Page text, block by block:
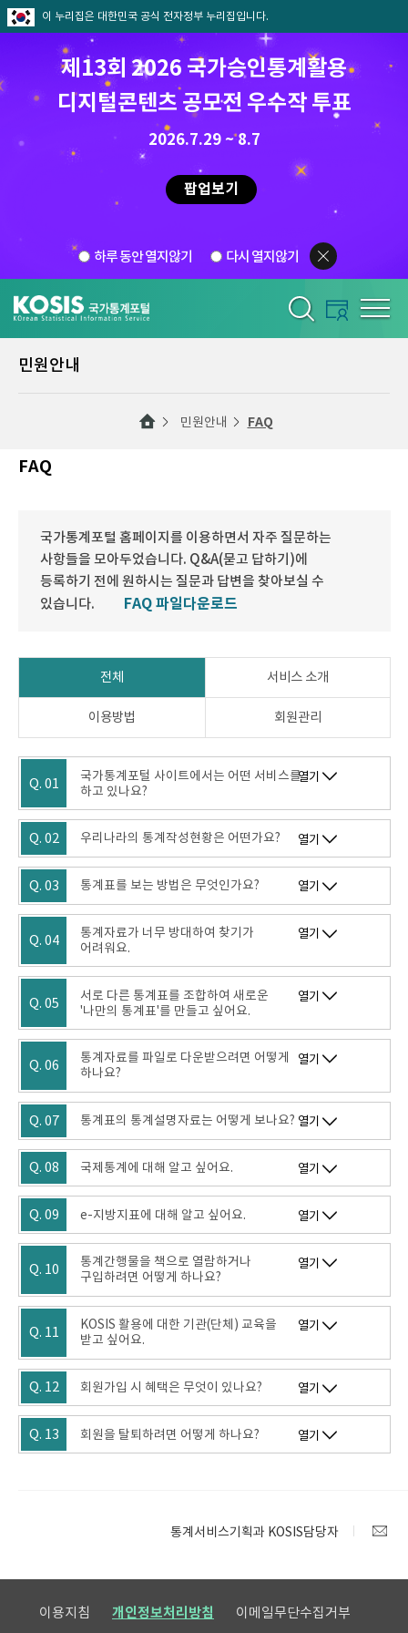
이 누리집은 대한민국 공식 전자정부 누리집입니다.
제13회 2026 국가승인통계활용
디지털콘텐츠 공모전 우수작 투표
2026.7.29 ~ 8.7
팝업보기
하루 동안 열지않기 다시 열지않기
민원안내
민원안내 FAQ
FAQ
국가통계포털 홈페이지를 이용하면서 자주 질문하는
사항들을 모아두었습니다. Q&A(묻고 답하기)에
등록하기 전에 원하시는 질문과 답변을 찾아보실 수
있습니다.
FAQ 파일다운로드
전체 서비스 소개
이용방법 회원관리
Q. 01
국가통계포털 사이트에서는 어떤 서비스를
하고 있나요?
열기
Q. 02 우리나라의 통계작성현황은 어떤가요? 열기
Q. 03 통계표를 보는 방법은 무엇인가요? 열기
Q. 04
통계자료가 너무 방대하여 찾기가
어려워요.
열기
Q. 05
서로 다른 통계표를 조합하여 새로운
'나만의 통계표'를 만들고 싶어요.
열기
Q. 06
통계자료를 파일로 다운받으려면 어떻게
하나요?
열기
Q. 07 통계표의 통계설명자료는 어떻게 보나요? 열기
Q. 08 국제통계에 대해 알고 싶어요. 열기
Q. 09 e-지방지표에 대해 알고 싶어요. 열기
Q. 10
통계간행물을 책으로 열람하거나
구입하려면 어떻게 하나요?
열기
Q. 11
KOSIS 활용에 대한 기관(단체) 교육을
받고 싶어요.
열기
Q. 12 회원가입 시 혜택은 무엇이 있나요? 열기
Q. 13 회원을 탈퇴하려면 어떻게 하나요? 열기
통계서비스기획과 KOSIS담당자
이용지침 개인정보처리방침 이메일무단수집거부